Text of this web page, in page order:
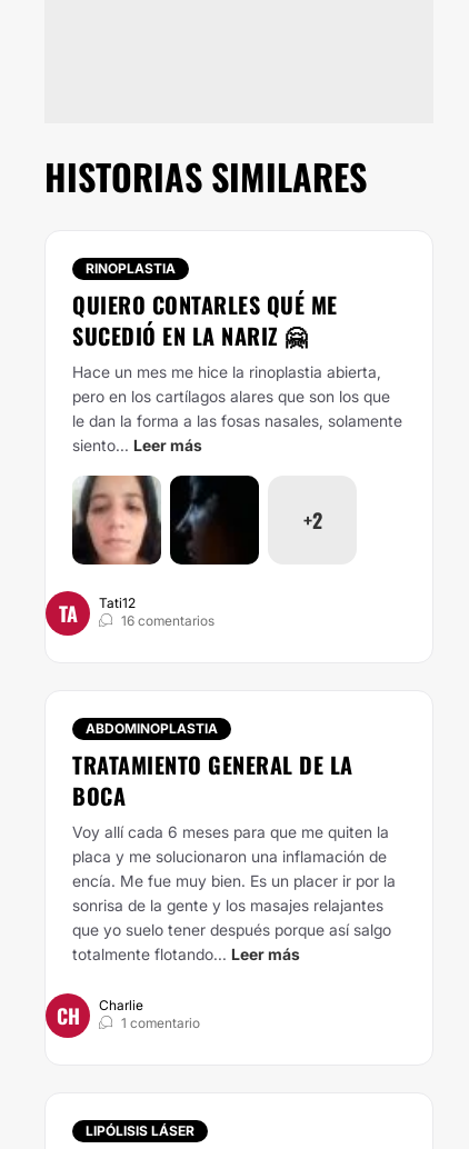
HISTORIAS SIMILARES
RINOPLASTIA
QUIERO CONTARLES QUÉ ME
SUCEDIÓ EN LA NARIZ 🤗
Hace un mes me hice la rinoplastia abierta,
pero en los cartílagos alares que son los que
le dan la forma a las fosas nasales, solamente
siento... Leer más
+2
TA
Tati12
16 comentarios
ABDOMINOPLASTIA
TRATAMIENTO GENERAL DE LA
BOCA
Voy allí cada 6 meses para que me quiten la
placa y me solucionaron una inflamación de
encía. Me fue muy bien. Es un placer ir por la
sonrisa de la gente y los masajes relajantes
que yo suelo tener después porque así salgo
totalmente flotando... Leer más
CH
Charlie
1 comentario
LIPÓLISIS LÁSER